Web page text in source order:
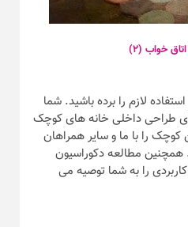
خواب (۲)
لازم را برده باشید. شما
طراحی داخلی خانه های کوچک
کوچک را با ما و سایر همراهان
همچنین مطالعه دکوراسیون
ساده و کاربردی را به شما توصیه می